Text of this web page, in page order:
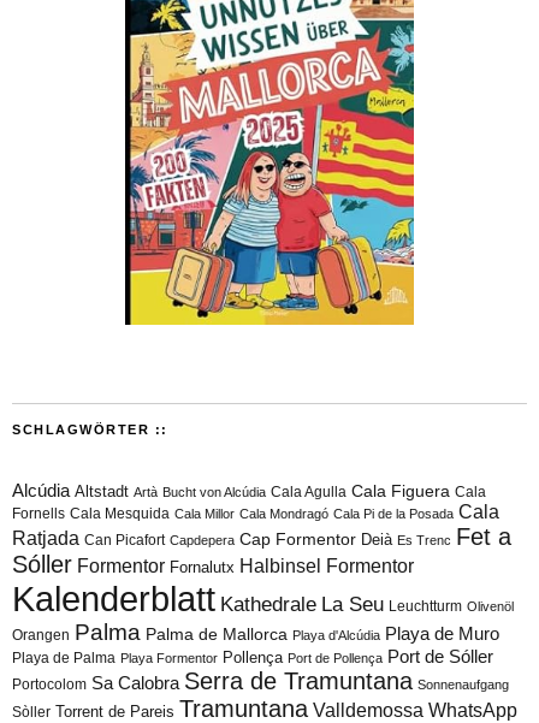
SCHLAGWÖRTER ::
Alcúdia Altstadt Artà Bucht von Alcúdia Cala Agulla Cala Figuera Cala
Fornells Cala Mesquida Cala Millor Cala Mondragó Cala Pi de la Posada Cala
Ratjada Can Picafort Capdepera Cap Formentor Deià Es Trenc Fet a
Sóller Formentor Fornalutx Halbinsel Formentor
Kalenderblatt Kathedrale La Seu Leuchtturm Olivenöl
Orangen Palma Palma de Mallorca Playa d'Alcúdia Playa de Muro
Playa de Palma Playa Formentor Pollença Port de Pollença Port de Sóller
Portocolom Sa Calobra Serra de Tramuntana Sonnenaufgang
Sòller Torrent de Pareis Tramuntana Valldemossa WhatsApp